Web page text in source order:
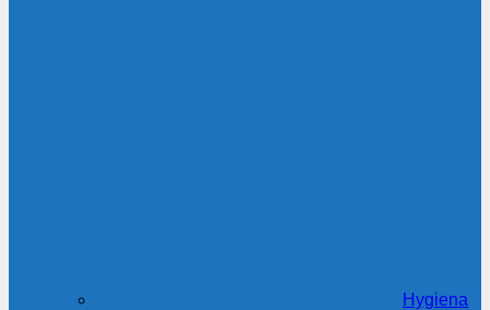
Hygiena